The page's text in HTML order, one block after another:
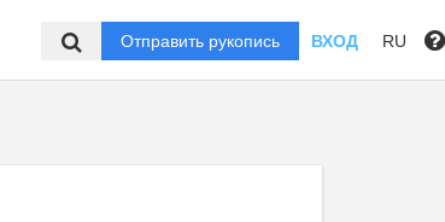
Отправить рукопись ВХОД RU